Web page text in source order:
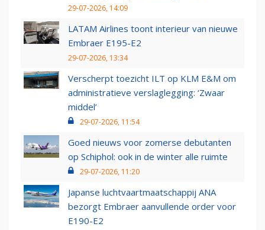
29-07-2026, 14:09
LATAM Airlines toont interieur van nieuwe
Embraer E195-E2
29-07-2026, 13:34
Verscherpt toezicht ILT op KLM E&M om
administratieve verslaglegging: ‘Zwaar
middel’
29-07-2026, 11:54
Goed nieuws voor zomerse debutanten
op Schiphol: ook in de winter alle ruimte
29-07-2026, 11:20
Japanse luchtvaartmaatschappij ANA
bezorgt Embraer aanvullende order voor
E190-E2